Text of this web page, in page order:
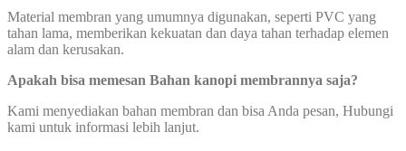
Material membran yang umumnya digunakan, seperti PVC yang
tahan lama, memberikan kekuatan dan daya tahan terhadap elemen
alam dan kerusakan.
Apakah bisa memesan Bahan kanopi membrannya saja?
Kami menyediakan bahan membran dan bisa Anda pesan, Hubungi
kami untuk informasi lebih lanjut.